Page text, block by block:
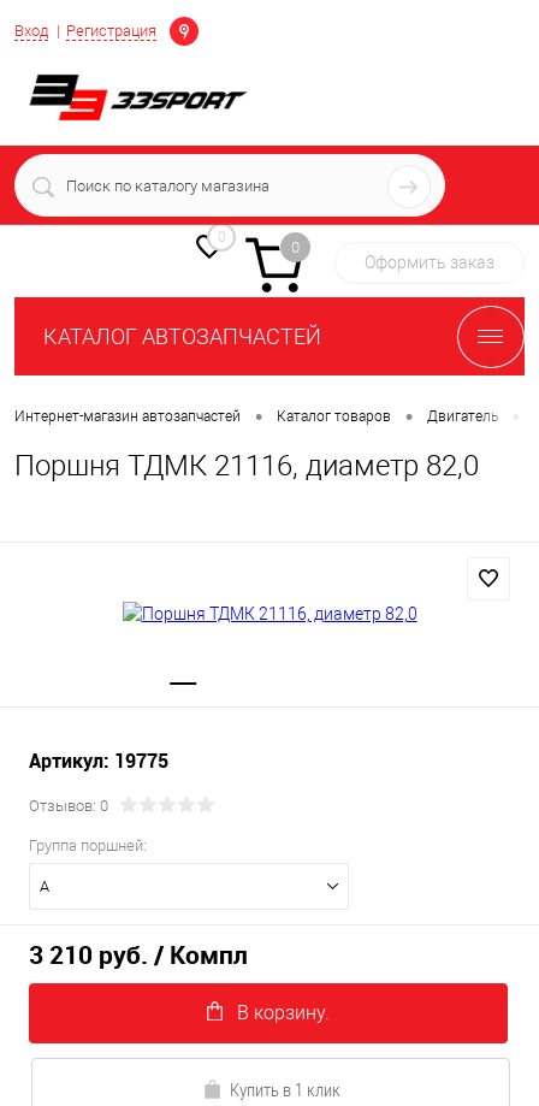
Вход Регистрация
Определение
+7 (939) 716-10-06
пн-пт 7:00-16:00 МСК
0
0
Оформить заказ
КАТАЛОГ АВТОЗАПЧАСТЕЙ
Интернет-магазин автозапчастей • Каталог товаров • Двигатель
Поршня ТДМК 21116, диаметр 82,0
Артикул: 19775
Отзывов: 0
Группа поршней:
A
3 210 руб. / Компл
В корзину.
Купить в 1 клик